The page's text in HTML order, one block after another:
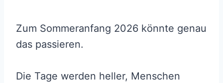
Zum Sommeranfang 2026 könnte genau
das passieren.
Die Tage werden heller, Menschen